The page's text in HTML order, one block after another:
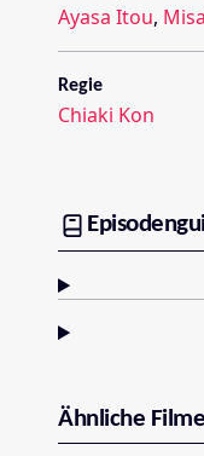
Ayasa Itou,
Regie
Chiaki Kon
Ähnliche